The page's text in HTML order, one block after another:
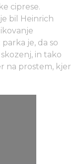
ciprese.
bil Heinrich
je, da so
in tako
na prostem, kjer